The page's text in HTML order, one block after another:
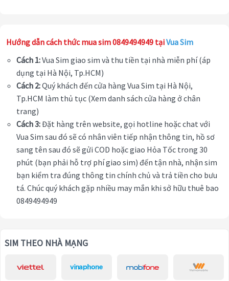
Hướng dẫn cách thức mua sim 0849494949 tạiVua Sim
Cách 1:Vua Sim giao sim và thu tiền tại nhà miễn phí (áp
dụng tại Hà Nội, Tp.HCM)
Cách 2:Quý khách đến cửa hàng Vua Sim tại Hà Nội,
Tp.HCM làm thủ tục (Xem danh sách cửa hàng ở chân
trang)
Cách 3:Đặt hàng trên website, gọi hotline hoặc chat với
Vua Sim sau đó sẽ có nhân viên tiếp nhận thông tin, hồ sơ
sang tên sau đó sẽ gửi COD hoặc giao Hỏa Tốc trong 30
phút (bạn phải hỗ trợ phí giao sim) đến tận nhà, nhận sim
bạn kiểm tra đúng thông tin chính chủ và trả tiền cho bưu
tá. Chúc quý khách gặp nhiều may mắn khi sở hữu thuê bao
0849494949
SIM THEO NHÀ MẠNG